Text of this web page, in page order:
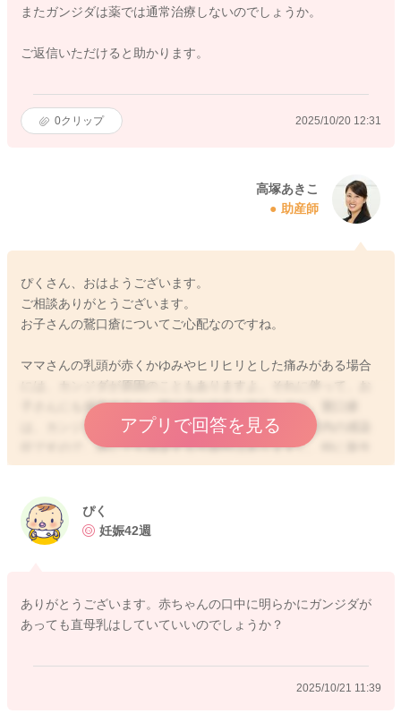
またガンジダは薬では通常治療しないのでしょうか。
ご返信いただけると助かります。
0クリップ 2025/10/20 12:31
高塚あきこ
助産師
ぴくさん、おはようございます。
ご相談ありがとうございます。
お子さんの鵞口瘡についてご心配なのですね。
ママさんの乳頭が赤くかゆみやヒリヒリとした痛みがある場合
には、カンジダが原因のこともありますよ。それに伴って、お
子さんにも感染すると、鵞口瘡の症状が発症します。鵞口瘡
は、カンジダというカビの一種によって起こる、口腔内の感染
症ですので、誰にでも感染する可能性はありますし、特に新生
児や乳児に多い病気と言われています。鵞口瘡になると、カン
す。軽症な鵞口瘡の場合には、特別な治療はせずに経過観察で
済む場合がほとんどです。範囲が広い場合で哺乳に影響される
アプリで回答を見る
ぴく
妊娠42週
ありがとうございます。赤ちゃんの口中に明らかにガンジダが
あっても直母乳はしていていいのでしょうか？
2025/10/21 11:39